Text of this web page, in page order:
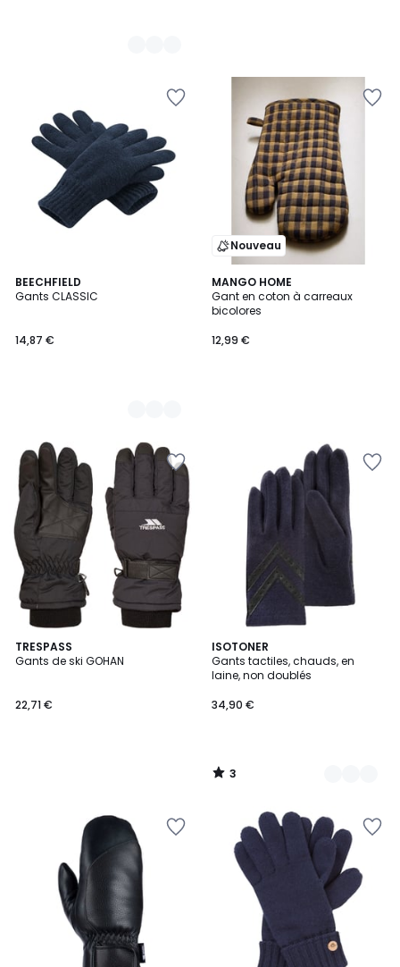
BEECHFIELD
Gants CLASSIC
14,87 €
2
Couleurs
Nouveau
MANGO HOME
Gant en coton à carreaux
bicolores
12,99 €
TRESPASS
Gants de ski GOHAN
22,71 €
ISOTONER
Gants tactiles, chauds, en
laine, non doublés
34,90 €
3
/
5
6
Couleurs
3
/